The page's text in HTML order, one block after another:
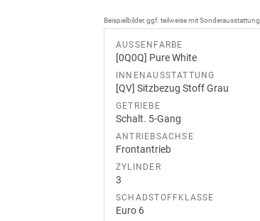
Beispielbilder, ggf. teilweise mit Sonderausstattung
AUSSENFARBE
[0Q0Q] Pure White
INNENAUSSTATTUNG
[QV] Sitzbezug Stoff Grau
GETRIEBE
Schalt. 5-Gang
ANTRIEBSACHSE
Frontantrieb
ZYLINDER
3
SCHADSTOFFKLASSE
Euro 6